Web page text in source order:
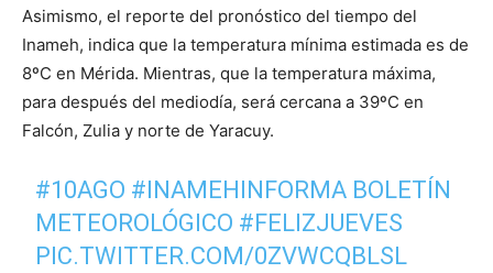
Asimismo, el reporte del pronóstico del tiempo del
Inameh, indica que la temperatura mínima estimada es de
8ºC en Mérida. Mientras, que la temperatura máxima,
para después del mediodía, será cercana a 39ºC en
Falcón, Zulia y norte de Yaracuy.
#10AGO #INAMEHINFORMA BOLETÍN
METEOROLÓGICO #FELIZJUEVES
PIC.TWITTER.COM/0ZVWCQBLSL